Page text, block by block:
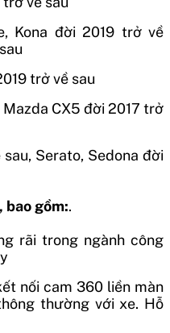
Kona đời 2019 trở về
trở về sau
Mazda CX5 đời 2017 trở
Serato, Sedona đời
bao gồm:.
rãi trong ngành công
nối cam 360 liền màn
thường với xe. Hỗ